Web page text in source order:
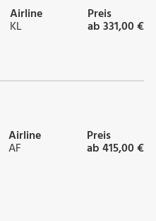
Airline
KL
Preis
ab 331,00 €
Airline
AF
Preis
ab 415,00 €